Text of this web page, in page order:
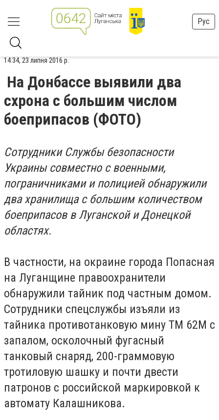
Рус
14:34, 23 липня 2016 р.
На Донбассе выявили два
схрона с большим числом
боеприпасов (ФОТО)
Сотрудники Службы безопасности
Украины совместно с военными,
пограничниками и полицией обнаружили
два хранилища с большим количеством
боеприпасов в Луганской и Донецкой
областях.
В частности, на окраине города Попасная
на Луганщине правоохранители
обнаружили тайник под частным домом.
Сотрудники спецслужбы изъяли из
тайника противотанковую мину ТМ 62М с
запалом, осколочный фугасный
танковый снаряд, 200-граммовую
тротиловую шашку и почти двести
патронов с российской маркировкой к
автомату Калашникова.